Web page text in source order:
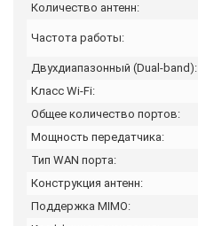
Количество антенн:
Частота работы:
Двухдиапазонный (Dual-band):
Класс Wi-Fi:
Общее количество портов:
Мощность передатчика:
Тип WAN порта:
Конструкция антенн:
Поддержка MIMO: